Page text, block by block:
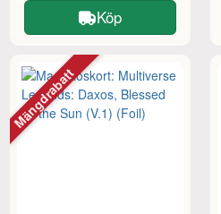
Köp
Mängdrabatt